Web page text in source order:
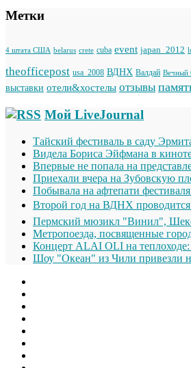
Метки
4 штата США belarus crete cuba event japan_2012
theofficepost usa_2008 ВДНХ Валдай Вечный
выставки отели&хостелы отзывы
Мой LiveJournal
Тайский фестиваль в саду
Видела Бориса Эйфмана в
Впервые не попала на
Приехали вчера на Зубовскую
Побывала на афтепати
Второй год на ВДНХ
Пермский мюзикл "Винил",
Метропоезда, посвященные
Концерт ALAI OLI на теплоходе:
Шоу "Океан" из Чили привезли